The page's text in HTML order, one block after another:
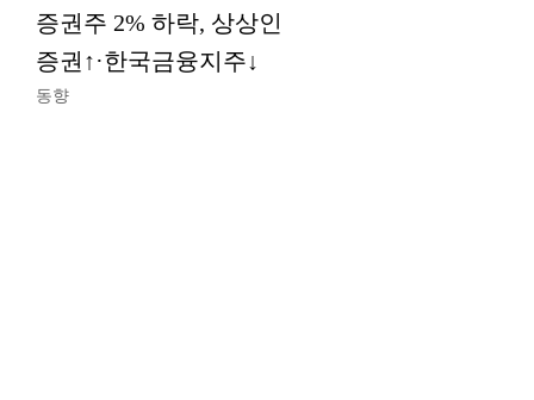
증권주 2% 하락, 상상인
증권↑·한국금융지주↓
동향